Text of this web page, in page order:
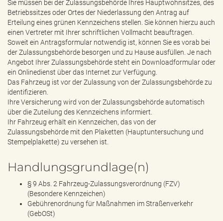
Sie müssen bei der Zulassungsbehörde Ihres Hauptwohnsitzes, des
Betriebssitzes oder Ortes der Niederlassung den Antrag auf
Erteilung eines grünen Kennzeichens stellen. Sie können hierzu auch
einen Vertreter mit Ihrer schriftlichen Vollmacht beauftragen.
Soweit ein Antragsformular notwendig ist, können Sie es vorab bei
der Zulassungsbehörde besorgen und zu Hause ausfüllen. Je nach
Angebot Ihrer Zulassungsbehörde steht ein Downloadformular oder
ein Onlinedienst über das Internet zur Verfügung.
Das Fahrzeug ist vor der Zulassung von der Zulassungsbehörde zu
identifizieren.
Ihre Versicherung wird von der Zulassungsbehörde automatisch
über die Zuteilung des Kennzeichens informiert.
Ihr Fahrzeug erhält ein Kennzeichen, das von der
Zulassungsbehörde mit den Plaketten (Hauptuntersuchung und
Stempelplakette) zu versehen ist.
Handlungsgrundlage(n)
§ 9 Abs. 2 Fahrzeug-Zulassungsverordnung (FZV)
(Besondere Kennzeichen)
Gebührenordnung für Maßnahmen im Straßenverkehr
(GebOSt)